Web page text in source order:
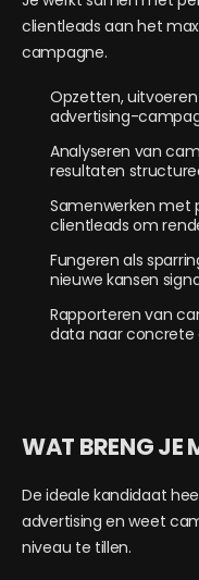
clientleads aan het
campagne.
Opzetten,
advertising-
Analyseren van
resultaten
Samenwerken met
clientleads om
Fungeren als
nieuwe kansen
Rapporteren van
data naar concrete
WAT BRENG JE
De ideale kandidaat
advertising en weet
niveau te tillen.